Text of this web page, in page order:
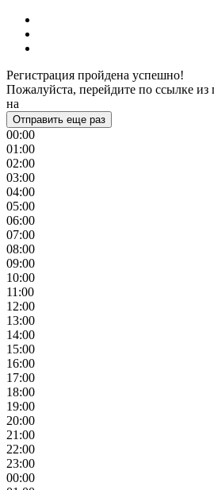
Регистрация пройдена успешно!
Пожалуйста, перейдите по ссылке из
на
Отправить еще раз
00:00
01:00
02:00
03:00
04:00
05:00
06:00
07:00
08:00
09:00
10:00
11:00
12:00
13:00
14:00
15:00
16:00
17:00
18:00
19:00
20:00
21:00
22:00
23:00
00:00